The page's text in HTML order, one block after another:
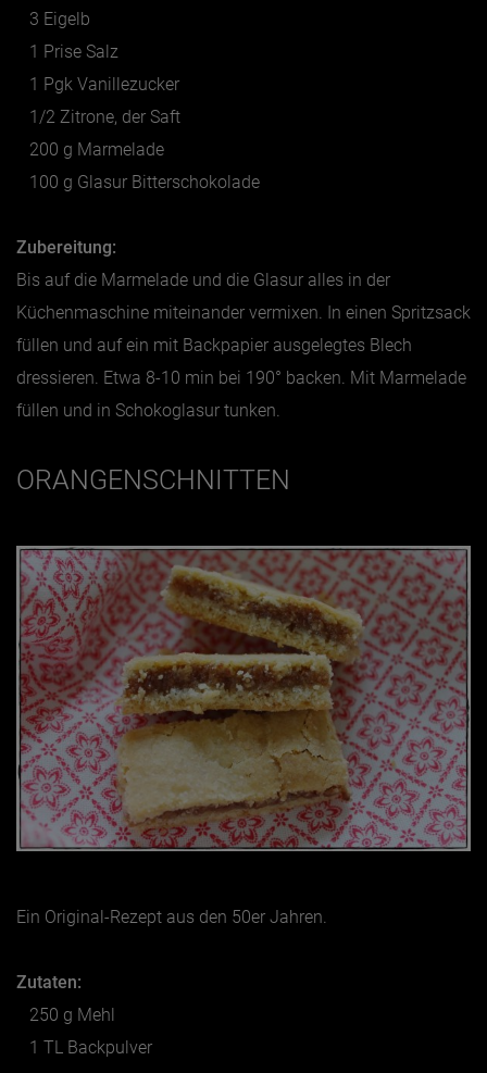
Dezember
3 Eigelb
1 Prise Salz
1 Pgk Vanillezucker
1/2 Zitrone, der Saft
200 g Marmelade
100 g Glasur Bitterschokolade
Zubereitung:
Bis auf die Marmelade und die Glasur alles in der
Küchenmaschine miteinander vermixen. In einen Spritzsack
füllen und auf ein mit Backpapier ausgelegtes Blech
dressieren. Etwa 8-10 min bei 190° backen. Mit Marmelade
füllen und in Schokoglasur tunken.
ORANGENSCHNITTEN
Ein Original-Rezept aus den 50er Jahren.
Zutaten:
250 g Mehl
1 TL Backpulver